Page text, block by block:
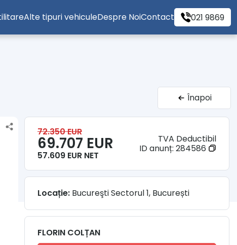
Alte tipuri vehiculeDespre NoiContact 021 9869
Înapoi
72.350 EUR
69.707 EUR
57.609 EUR NET
TVA Deductibil
ID anunț: 284586
Locație: Bucureşti Sectorul 1, București
FLORIN COLȚAN